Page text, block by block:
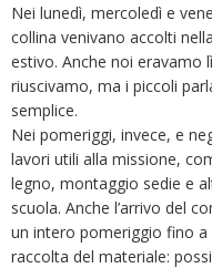
Nei lunedì, mercoledì e
collina venivano accolti
estivo. Anche noi eravamo
riuscivamo, ma i piccoli
semplice.
Nei pomeriggi, invece, e
lavori utili alla missione,
legno, montaggio sedie e
scuola. Anche l’arrivo del
un intero pomeriggio fino
raccolta del materiale: